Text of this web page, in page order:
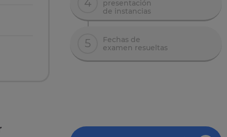
presentación
de instancias
5
Fechas de
examen resueltas